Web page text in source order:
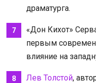
драматурга.
«Дон Кихот»
первым
влияние на
Лев Толстой,